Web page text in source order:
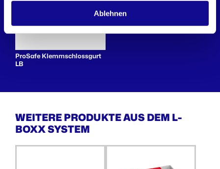
Ablehnen
ProSafe Klemmschlossgurt
LB
WEITERE PRODUKTE AUS DEM L-
BOXX SYSTEM